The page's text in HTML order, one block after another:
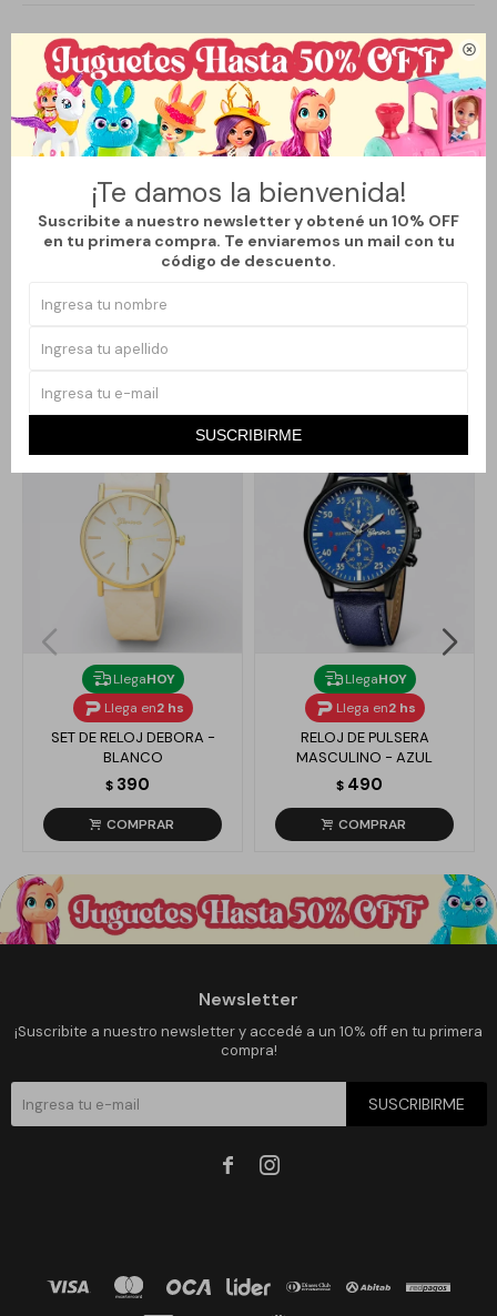

¡Te damos la bienvenida!
Suscribite a nuestro newsletter y obtené un 10% OFF
en tu primera compra. Te enviaremos un mail con tu
código de descuento.
SUSCRIBIRME
Descripción
Reloj de pulsera con mecanismo confiable y diseño funcional. Su
estructura resistente y correa ajustable garantizan un uso
cómodo y seguro. Ideal para quienes buscan un accesorio
práctico que combine estilo y precisión. Disponible en diversos
Productos que te pueden interesar
LlegaHOY
Llega en2 hs
SET DE RELOJ DEBORA -
BLANCO
$ 390
LlegaHOY
Llega en2 hs
RELOJ DE PULSERA
MASCULINO - AZUL
$ 490
Newsletter
¡Suscribite a nuestro newsletter y accedé a un 10% off en tu primera
compra!
SUSCRIBIRME
 